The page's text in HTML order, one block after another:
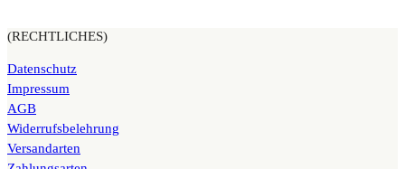
(RECHTLICHES)
Datenschutz
Impressum
AGB
Widerrufsbelehrung
Versandarten